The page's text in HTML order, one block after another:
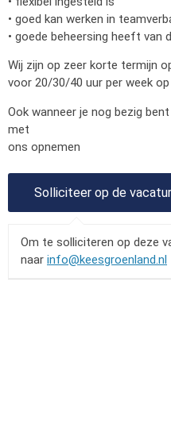
• goed kan werken in
• goede beheersing heeft van
Wij zijn op zeer korte termijn
voor 20/30/40 uur per week
Ook wanneer je nog bezig
met
ons opnemen
Om te solliciteren op deze
naar info@keesgroenland.nl